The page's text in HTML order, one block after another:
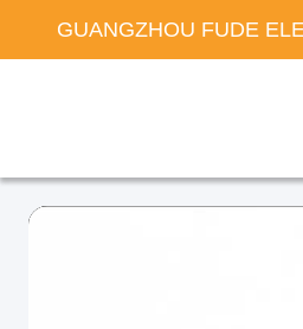
GUANGZHOU FUDE